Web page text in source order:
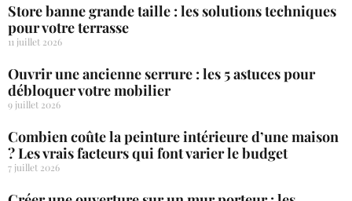
Store banne grande taille : les solutions techniques
pour votre terrasse
11 juillet 2026
Ouvrir une ancienne serrure : les 5 astuces pour
débloquer votre mobilier
9 juillet 2026
Combien coûte la peinture intérieure d’une maison
? Les vrais facteurs qui font varier le budget
7 juillet 2026